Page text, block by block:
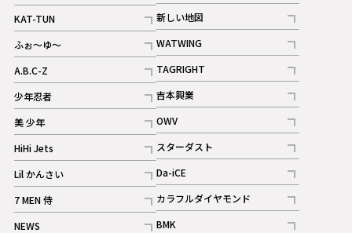
記事
KAT-TUN
記事
ふぉ～ゆ～
記事
A.B.C-Z
記事
ギャラリー
少年忍者
記事
美 少年
記事
HiHi Jets
記事
Lil かんさい
記事
7 MEN 侍
記事
NEWS
記事
新しい地図
記事
WATWING
記事
TAGRIGHT
記事
吉本興業
記事
OWV
記事
ギャラリー
スターダスト
記事
Da-iCE
記事
カラフルダイヤモンド
記事
BMK